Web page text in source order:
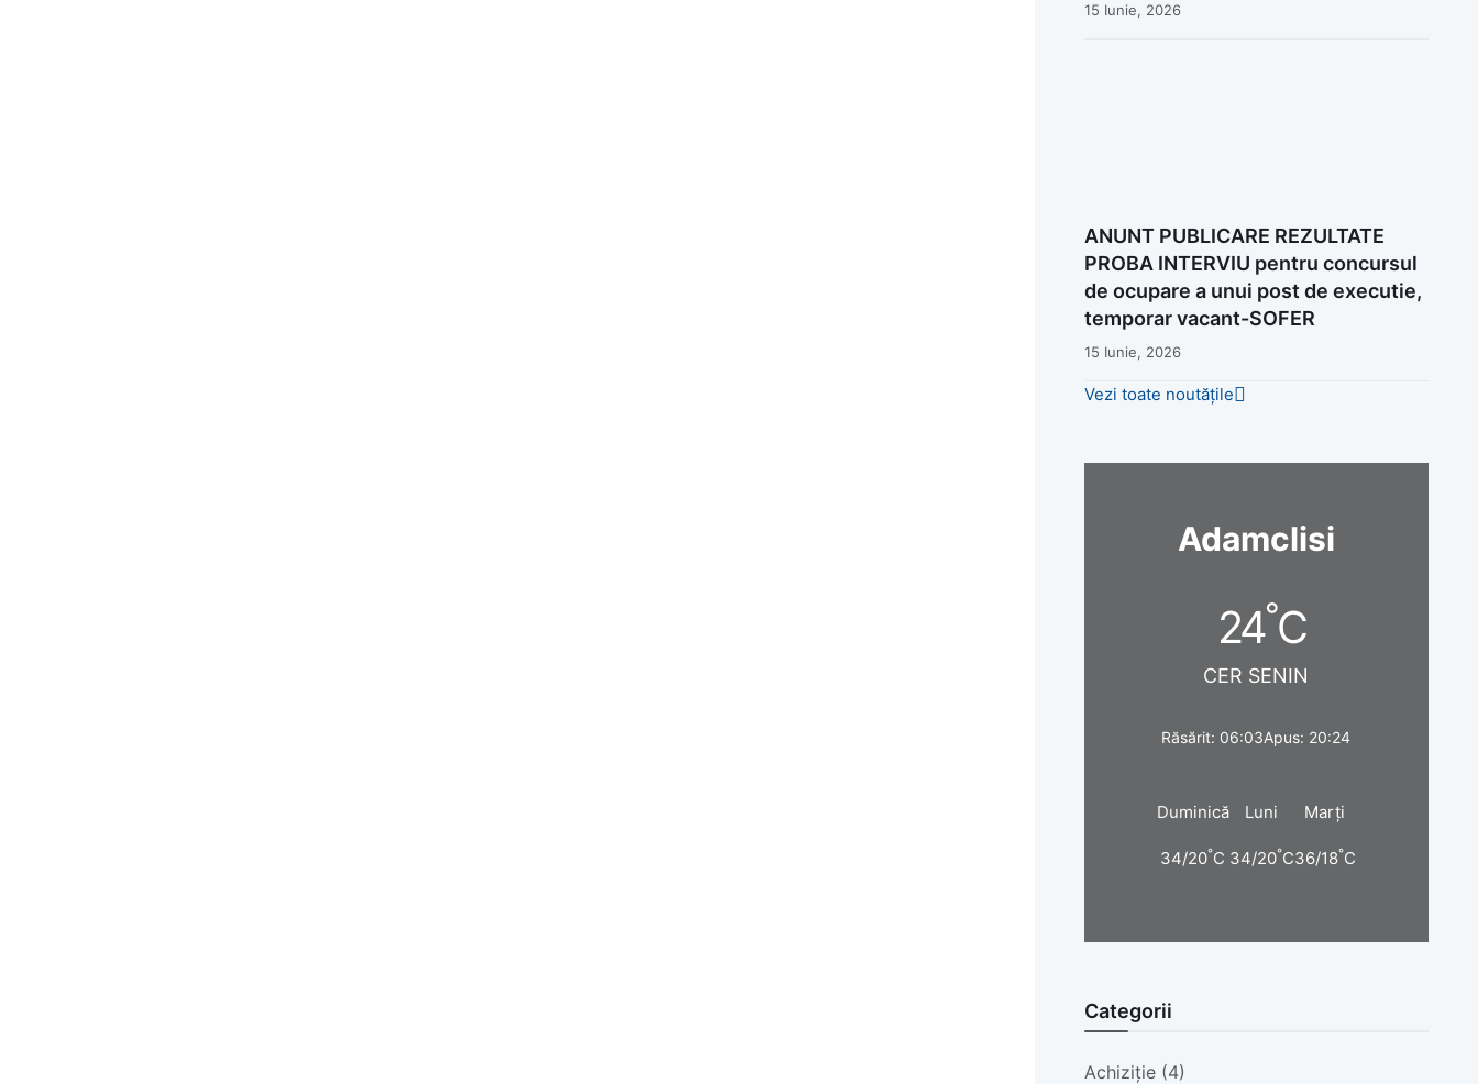
15 Iunie, 2026
ANUNT PUBLICARE REZULTATE
PROBA INTERVIU pentru concursul
de ocupare a unui post de executie,
temporar vacant-SOFER
15 Iunie, 2026
Vezi toate noutățile
Adamclisi
24°C
CER SENIN
Răsărit: 06:03Apus: 20:24
Duminică
34/20°C
Luni
34/20°C
Marți
36/18°C
Categorii
Achiziție (4)